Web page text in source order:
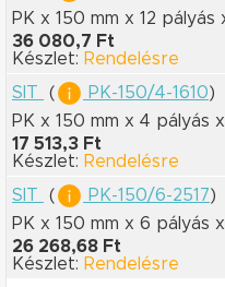
PK x 150 mm x 12 pályás
36 080,7 Ft
Készlet: Rendelésre
SIT
( PK-150/4-1610)
PK x 150 mm x 4 pályás
17 513,3 Ft
Készlet: Rendelésre
SIT
( PK-150/6-2517)
PK x 150 mm x 6 pályás
26 268,68 Ft
Készlet: Rendelésre